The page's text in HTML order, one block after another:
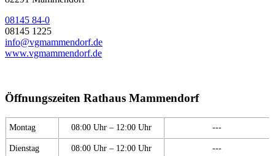
08145 84-0
08145 1225
info@vgmammendorf.de
www.vgmammendorf.de
Öffnungszeiten Rathaus Mammendorf
Montag 08:00 Uhr – 12:00 Uhr ---
Dienstag 08:00 Uhr – 12:00 Uhr ---